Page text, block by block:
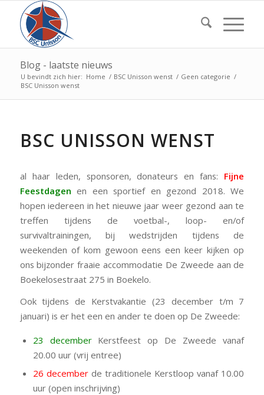
Blog - laatste nieuws
U bevindt zich hier: Home / BSC Unisson wenst / Geen categorie /
BSC Unisson wenst
BSC UNISSON WENST
al haar leden, sponsoren, donateurs en fans: Fijne
Feestdagenen een sportief en gezond 2018. We
hopen iedereen in het nieuwe jaar weer gezond aan te
treffen tijdens de voetbal-, loop- en/of
survivaltrainingen, bij wedstrijden tijdens de
weekenden of kom gewoon eens een keer kijken op
ons bijzonder fraaie accommodatie De Zweede aan de
Boekelosestraat 275 in Boekelo.
Ook tijdens de Kerstvakantie (23 december t/m 7
januari) is er het een en ander te doen op De Zweede:
23 december Kerstfeest op De Zweede vanaf
20.00 uur (vrij entree)
26 decemberde traditionele Kerstloop vanaf 10.00
uur (open inschrijving)